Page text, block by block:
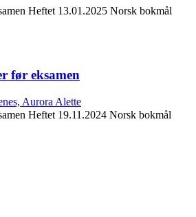
Heftet 13.01.2025 Norsk bokmål
før eksamen
Aurora Alette
Heftet 19.11.2024 Norsk bokmål